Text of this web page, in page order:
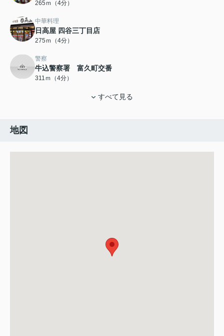
265ｍ（4分）
中華料理
日高屋 四谷三丁目店
275ｍ（4分）
警察
牛込警察署 富久町交番
311ｍ（4分）
すべて見る
地図